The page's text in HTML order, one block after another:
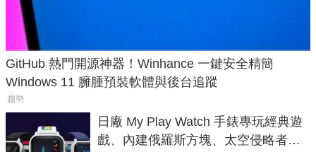
GitHub 熱門開源神器！Winhance 一鍵安全精簡
Windows 11 臃腫預裝軟體與後台追蹤
趨勢
日廠 My Play Watch 手錶專玩經典遊
戲、內建俄羅斯方塊、太空侵略者，